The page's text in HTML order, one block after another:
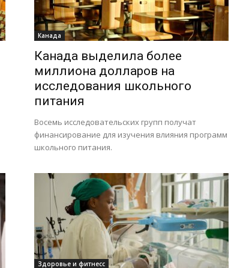
Канада
Канада выделила более
миллиона долларов на
исследования школьного
питания
Восемь исследовательских групп получат
финансирование для изучения влияния программ
школьного питания.
Здоровье и фитнесс